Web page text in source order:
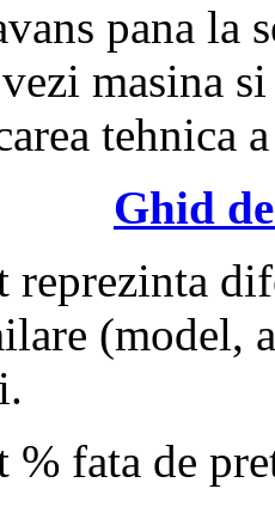
pana la
masina si
tehnica
Ghid
reprezinta
(model,
% fata de